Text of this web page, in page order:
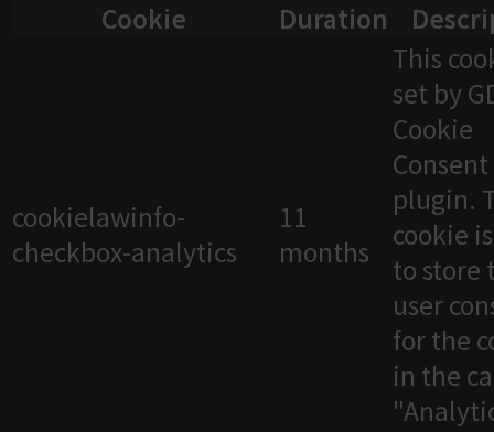
Cookie
Duration
cookielawinfo-
checkbox-analytics
11
months
This
set by
Cookie
Consent
plugin.
cookie
to store
user
for the
in the